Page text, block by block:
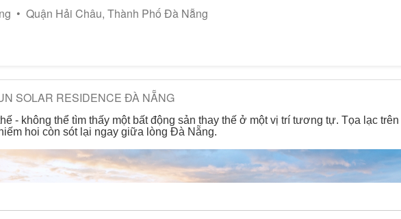
• Quận Hải Châu, Thành Phố Đà Nẵng
SOLAR RESIDENCE ĐÀ NẴNG
- không thể tìm thấy một bất động sản thay thế ở một vị trí tương tự. Tọa lạc trên
hoi còn sót lại ngay giữa lòng Đà Nẵng.